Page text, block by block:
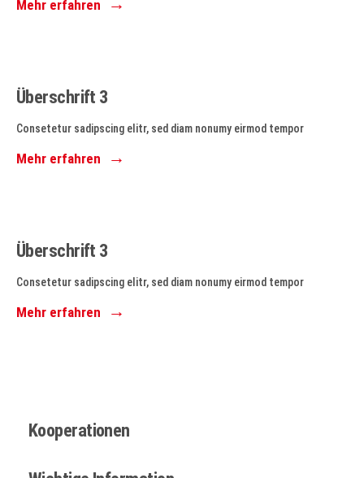
Mehr erfahren
Überschrift 3
Consetetur sadipscing elitr, sed diam nonumy eirmod tempor
Mehr erfahren
Überschrift 3
Consetetur sadipscing elitr, sed diam nonumy eirmod tempor
Mehr erfahren
Kooperationen